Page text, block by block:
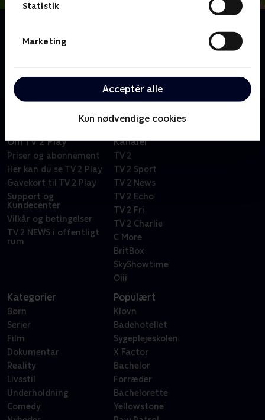
Statistik
Marketing
Acceptér alle
Kun nødvendige cookies
Lillefinger og Myren er bedste venner, men det er
ikke altid nemt at være venner med nogen, for
bestemme?
Om TV 2 Play
Priser og abonnement
Her kan du se TV 2 Play
Gavekort til TV 2 Play
Support og
Kundecenter
Vilkår og betingelser
TV 2 NEWS i offentligt
rum
Kanaler
TV 2
TV 2 Sport
TV 2 News
TV 2 Echo
TV 2 Fri
TV 2 Charlie
C More
BritBox
SkyShowtime
Oiii
Kategorier
Børn
Serier
Film
Dokumentar
Reality
Livsstil
Underholdning
Comedy
Populært
Klovn
Badehotellet
Sygeplejeskolen
X Factor
Bachelor
Forræder
Bachelorette
Yellowstone